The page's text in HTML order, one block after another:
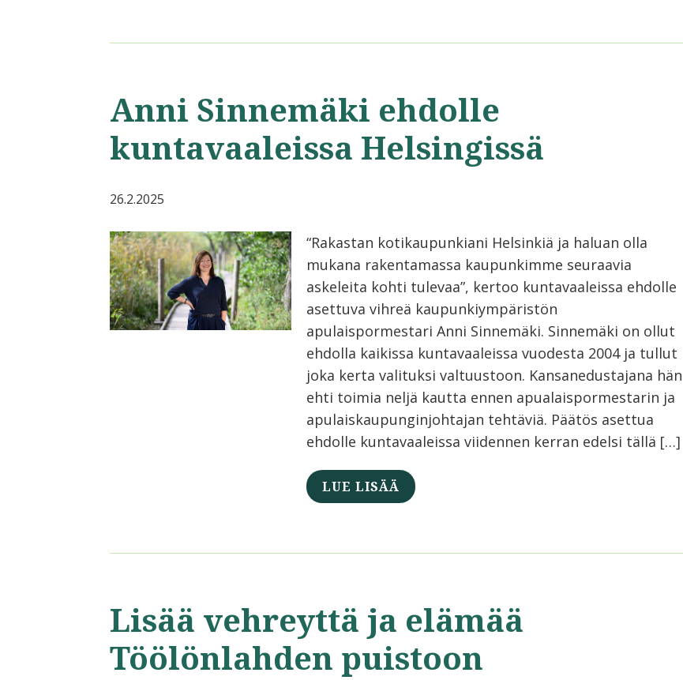
Anni Sinnemäki ehdolle
kuntavaaleissa Helsingissä
26.2.2025
“Rakastan kotikaupunkiani Helsinkiä ja haluan olla
mukana rakentamassa kaupunkimme seuraavia
askeleita kohti tulevaa”, kertoo kuntavaaleissa ehdolle
asettuva vihreä kaupunkiympäristön
apulaispormestari Anni Sinnemäki. Sinnemäki on ollut
ehdolla kaikissa kuntavaaleissa vuodesta 2004 ja tullut
joka kerta valituksi valtuustoon. Kansanedustajana hän
ehti toimia neljä kautta ennen apualaispormestarin ja
apulaiskaupunginjohtajan tehtäviä. Päätös asettua
ehdolle kuntavaaleissa viidennen kerran edelsi tällä […]
LUE LISÄÄ
Lisää vehreyttä ja elämää
Töölönlahden puistoon